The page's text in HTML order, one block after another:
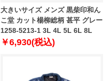
大きいサイズ メンズ 黒柴印和ん
こ堂 カット楊柳総柄 甚平 グレー
1258-5213-1 3L 4L 5L 6L 8L
￥6,930(税込)